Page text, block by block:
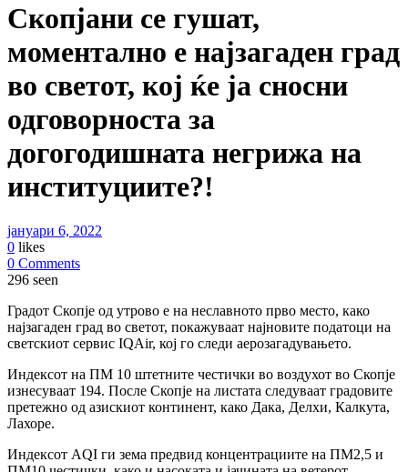
Скопјани се гушат,
моментално е најзагаден град
во светот, кој ќе ја сносни
одговорноста за
догогодишната негрижа на
институциите?!
јануари 6, 2022
0 likes
0 Comments
296 seen
Градот Скопје од утрово е на неславното прво место, како
најзагаден град во светот, покажуваат најновите податоци на
светскиот сервис IQAir, кој го следи аерозагадувањето.
Индексот на ПМ 10 штетните честички во воздухот во Скопје
изнесуваат 194. После Скопје на листата следуваат градовите
претежно од азискиот континент, како Дака, Делхи, Калкута,
Лахоре.
Индексот AQI ги зема предвид концентрациите на ПМ2,5 и